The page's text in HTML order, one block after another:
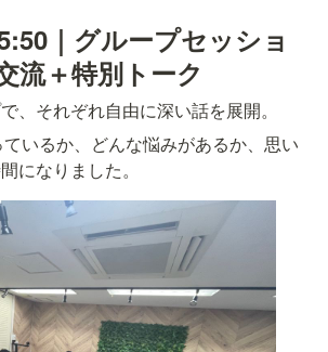
｜グループセッショ
流＋特別トーク
、それぞれ自由に深い話を展開。
いるか、どんな悩みがあるか、思い
になりました。